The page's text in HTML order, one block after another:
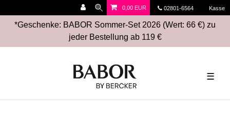
02801-6564 Kasse
0,00 EUR
*Geschenke: BABOR Sommer-Set 2026 (Wert: 66 €) zu
jeder Bestellung ab 119 €
☰